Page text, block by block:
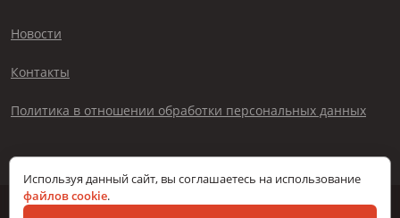
Новости
Контакты
Политика в отношении обработки персональных данных
Используя данный сайт, вы соглашаетесь на использование
файлов cookie.